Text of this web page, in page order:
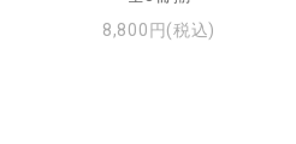
8,800円(税込)